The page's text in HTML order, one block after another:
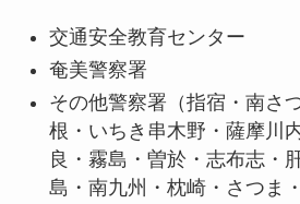
交通安全教育センター
奄美警察署
その他警察署（指宿・南さ
根・いちき串木野・薩摩川
良・霧島・曽於・志布志・
島・南九州・枕崎・さつま